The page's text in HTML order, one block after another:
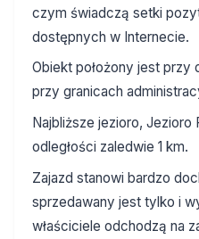
czym świadczą setki
dostępnych w Internecie.
Obiekt położony jest przy
przy granicach
Najbliższe jezioro, Jezioro
odległości zaledwie 1 km.
Zajazd stanowi bardzo
sprzedawany jest tylko i
właściciele odchodzą na